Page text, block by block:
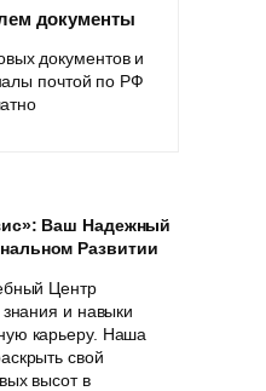
документы
документов и
почтой по РФ
Ваш Надежный
Развитии
Центр
и навыки
карьеру. Наша
свой
высот в